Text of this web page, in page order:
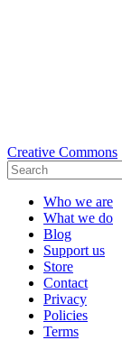
Creative Commons
Who we are
What we do
Blog
Support us
Store
Contact
Privacy
Policies
Terms